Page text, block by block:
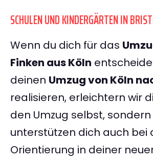
SCHULEN UND KINDERGÄRTEN IN
Wenn du dich für das
Finken aus Köln
deinen Umzug von Köln
realisieren, erleichtern wir
den Umzug selbst, sondern
unterstützen dich auch bei
Orientierung in deiner